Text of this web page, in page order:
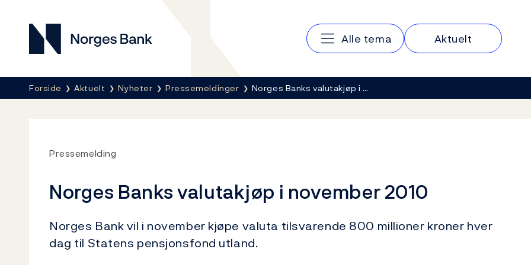
Norges Bank
Hovedmeny
Alle tema Aktuelt
Her er du nå:
Forside Aktuelt Nyheter Pressemeldinger Norges Banks valutakjøp i …
Pressemelding
Norges Banks valutakjøp i november 2010
Norges Bank vil i november kjøpe valuta tilsvarende 800 millioner kroner hver
dag til Statens pensjonsfond utland.